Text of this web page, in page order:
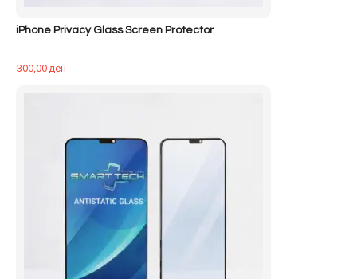
iPhone Privacy Glass Screen Protector
300,00ден